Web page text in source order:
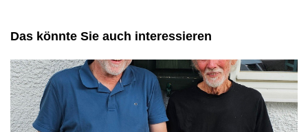
Das könnte Sie auch interessieren